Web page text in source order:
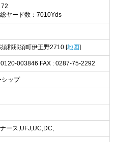
72
ヤード数：7010Yds
郡那須町伊王野2710 [地図]
003846 FAX : 0287-75-2292
シップ
ース,UFJ,UC,DC,